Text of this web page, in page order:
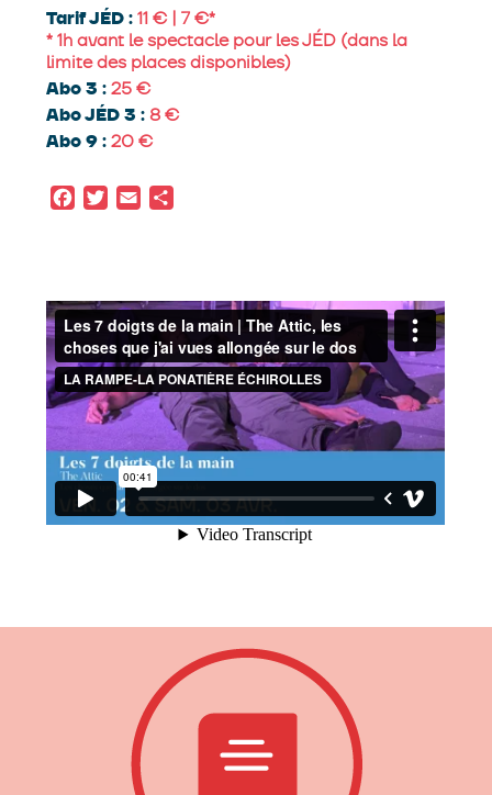
coproductionGoodman Theatre, Chicago, IL* et
Théâtre St-Denis, Montréal, Qcpremière
mondialeGoodman Theatre, Chicago, IL
partenaire de diffusion
Arts Center | PAC NYC
Tarif JÉD :11 € | 7 €*
* 1h avant le spectacle pour les JÉD (dans la
limite des places disponibles)
Abo 3 :25
Abo JÉD 3 :8
Abo 9 :20
Facebook
Twitter
Email